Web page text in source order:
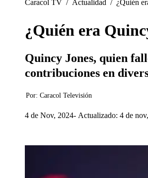
Caracol TV / Actualidad / ¿Quién
¿Quién era
Quincy Jones, quien
contribuciones en
Por: Caracol Televisión
4 de Nov, 2024 Actualizado: 4 de